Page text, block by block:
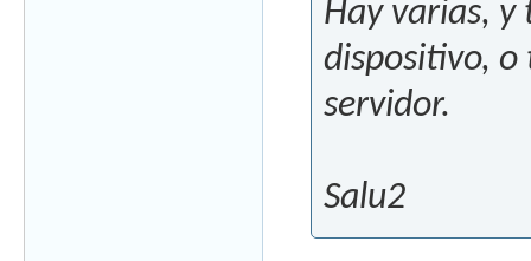
Hay varias,
dispositivo, o
servidor.
Salu2